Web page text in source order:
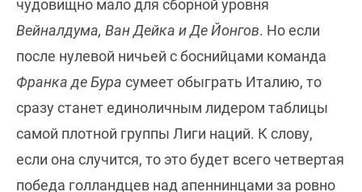
чудовищно мало для сборной уровня
Вейналдума, Ван Дейка и Де Йонгов. Но если
после нулевой ничьей с боснийцами команда
Франка де Бура сумеет обыграть Италию, то
сразу станет единоличным лидером таблицы
самой плотной группы Лиги наций. К слову,
если она случится, то это будет всего четвертая
победа голландцев над апеннинцами за ровно